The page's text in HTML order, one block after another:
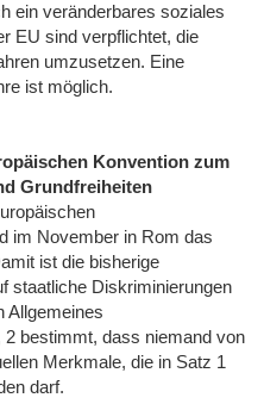
ein veränderbares soziales
EU sind verpflichtet, die
umzusetzen. Eine
ist möglich.
Konvention zum
Grundfreiheiten
im November in Rom das
ist die bisherige
staatliche Diskriminierungen
Allgemeines
bestimmt, dass niemand von
Merkmale, die in Satz 1
darf.